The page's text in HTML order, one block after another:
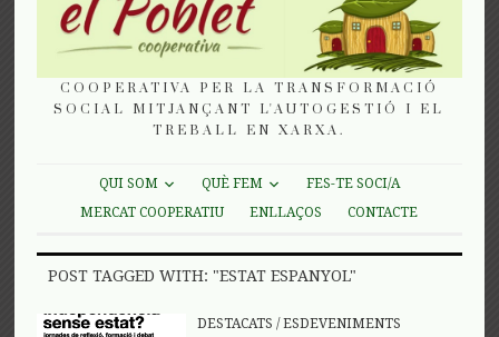
COOPERATIVA PER LA TRANSFORMACIÓ
SOCIAL MITJANÇANT L'AUTOGESTIÓ I EL
TREBALL EN XARXA.
QUI SOM QUÈ FEM
FES-TE SOCI/A
MERCAT COOPERATIU
ENLLAÇOS CONTACTE
POST TAGGED WITH: "ESTAT ESPANYOL"
DESTACATS /ESDEVENIMENTS